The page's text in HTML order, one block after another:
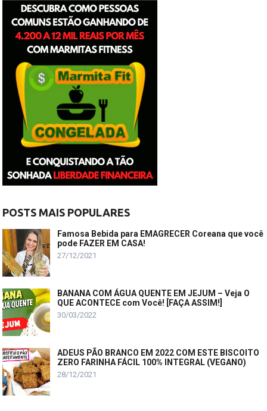
POSTS MAIS POPULARES
Famosa Bebida para EMAGRECER Coreana que você
pode FAZER EM CASA!
27/12/2021
BANANA COM ÁGUA QUENTE EM JEJUM – Veja O
QUE ACONTECE com Você! [FAÇA ASSIM!]
30/03/2022
ADEUS PÃO BRANCO EM 2022 COM ESTE BISCOITO
ZERO FARINHA FÁCIL 100% INTEGRAL (VEGANO)
28/12/2021